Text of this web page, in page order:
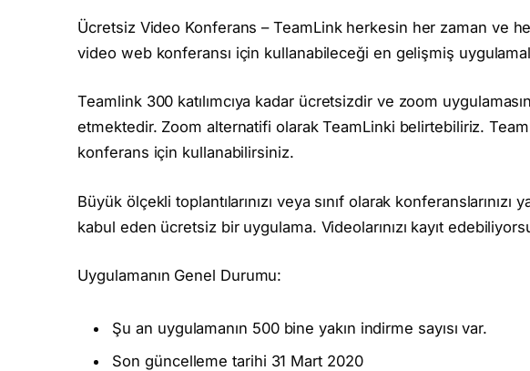
Ücretsiz Video Konferans – TeamLink herkesin her zaman ve
video web konferansı için kullanabileceği en gelişmiş
Teamlink 300 katılımcıya kadar ücretsizdir ve zoom
etmektedir. Zoom alternatifi olarak TeamLinki belirtebiliriz.
konferans için kullanabilirsiniz.
Büyük ölçekli toplantılarınızı veya sınıf olarak konferanslarınızı
kabul eden ücretsiz bir uygulama. Videolarınızı kayıt
Uygulamanın Genel Durumu:
Şu an uygulamanın 500 bine yakın indirme sayısı var.
Son güncelleme tarihi 31 Mart 2020